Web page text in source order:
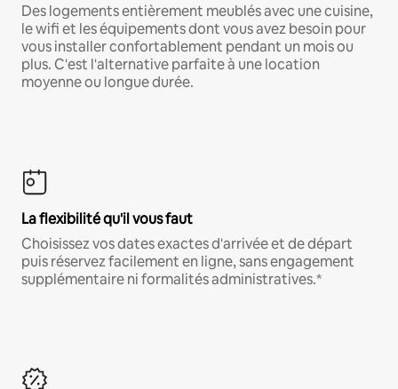
Des logements entièrement meublés avec une cuisine,
le wifi et les équipements dont vous avez besoin pour
vous installer confortablement pendant un mois ou
plus. C'est l'alternative parfaite à une location
moyenne ou longue durée.
La flexibilité qu'il vous faut
Choisissez vos dates exactes d'arrivée et de départ
puis réservez facilement en ligne, sans engagement
supplémentaire ni formalités administratives.*